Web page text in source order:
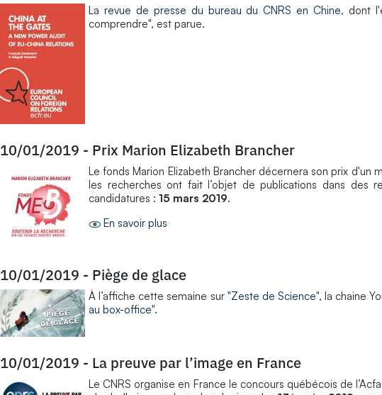
La revue de presse du bureau du CNRS en Chine, dont
comprendre", est parue.
10/01/2019 - Prix Marion Elizabeth Brancher
Le fonds Marion Elizabeth Brancher décernera son prix
les recherches ont fait l’objet de publications dans des
candidatures : 15 mars 2019.
En savoir plus
10/01/2019 - Piège de glace
À l’affiche cette semaine sur "Zeste de Science", la chaine
au box-office".
10/01/2019 - La preuve par l’image en France
Le CNRS organise en France le concours québécois de